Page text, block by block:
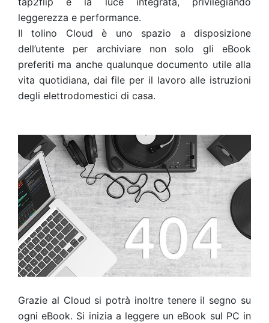
leggerezza e performance.
Il tolino Cloud è uno spazio a disposizione
dell’utente per archiviare non solo gli eBook
preferiti ma anche qualunque documento utile alla
vita quotidiana, dai file per il lavoro alle istruzioni
degli elettrodomestici di casa.
Grazie al Cloud si potrà inoltre tenere il segno su
ogni eBook. Si inizia a leggere un eBook sul PC in